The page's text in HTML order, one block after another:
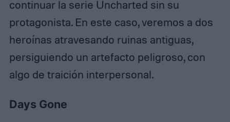
continuar la serie Uncharted sin su
protagonista. En este caso, veremos a dos
heroínas atravesando ruinas antiguas,
persiguiendo un artefacto peligroso, con
algo de traición interpersonal.
Days Gone